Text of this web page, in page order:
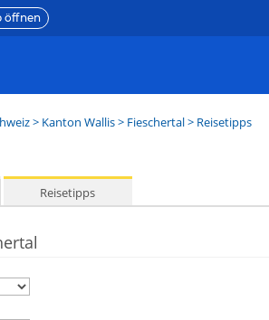
öffnen
> Kanton Wallis> Fieschertal> Reisetipps
Reisetipps